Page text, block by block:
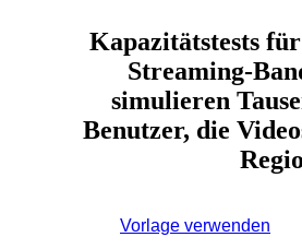
Kapazitätstests
Streaming-
simulieren
Benutzer, die
Vorlage verwenden